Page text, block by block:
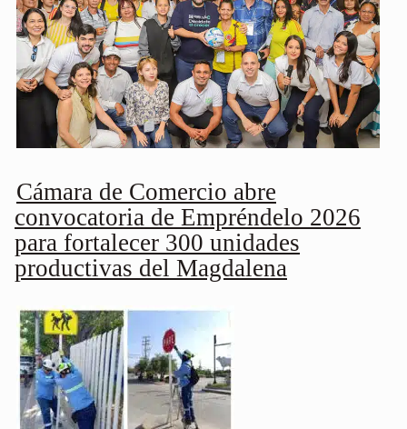
Cámara de Comercio abre
convocatoria de Empréndelo 2026
para fortalecer 300 unidades
productivas del Magdalena